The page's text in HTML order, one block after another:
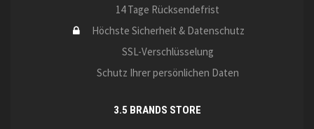
14 Tage Rücksendefrist
Höchste Sicherheit & Datenschutz
SSL-Verschlüsselung
Schutz Ihrer persönlichen Daten
3.5 BRANDS STORE